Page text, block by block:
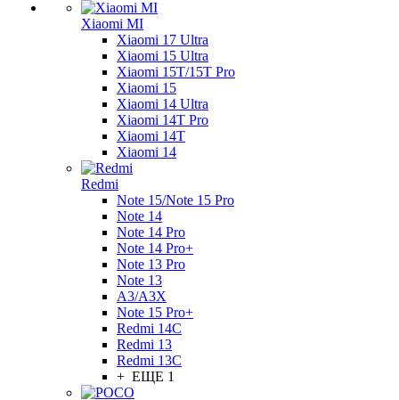
Xiaomi MI
Xiaomi 17 Ultra
Xiaomi 15 Ultra
Xiaomi 15T/15T Pro
Xiaomi 15
Xiaomi 14 Ultra
Xiaomi 14T Pro
Xiaomi 14T
Xiaomi 14
Redmi
Note 15/Note 15 Pro
Note 14
Note 14 Pro
Note 14 Pro+
Note 13 Pro
Note 13
A3/A3X
Note 15 Pro+
Redmi 14C
Redmi 13
Redmi 13C
+ ЕЩЕ 1